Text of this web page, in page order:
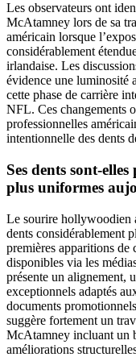
Les observateurs ont
McAtamney lors de sa
américain lorsque
considérablement
irlandaise. Les
évidence une luminosité
cette phase de carrière
NFL. Ces changements
professionnelles
intentionnelle des dents
Ses dents sont-
plus uniformes
Le sourire hollywoodien
dents considérablement
premières apparitions
disponibles via les
présente un alignement,
exceptionnels adaptés
documents
suggère fortement un
McAtamney incluant un
améliorations